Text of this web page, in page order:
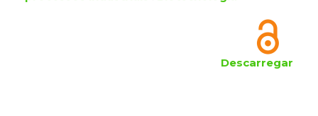
Descarregar